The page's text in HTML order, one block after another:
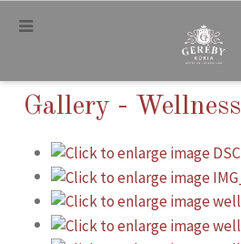
.
Gallery - Wellness